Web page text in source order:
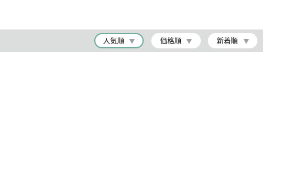
人気順 価格順 新着順